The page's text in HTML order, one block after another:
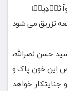
تَبۡدِیلࣰا
تزریق می شود
حسن نصرالله،
این خون پاک و
خواهد